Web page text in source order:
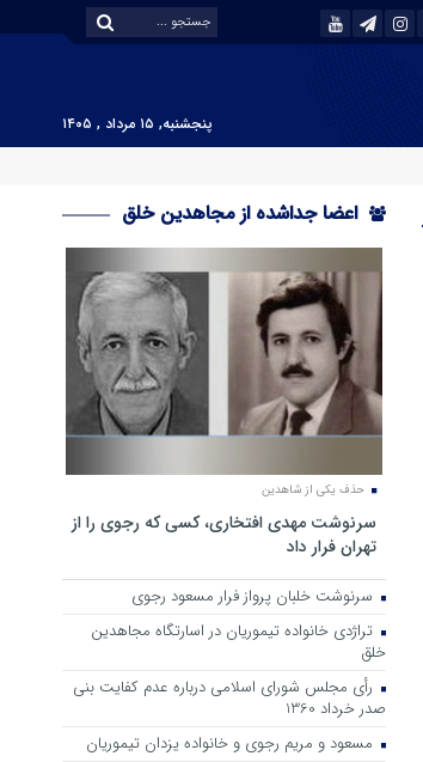
پنجشنبه, ۱۵ مرداد , ۱۴۰۵
اعضا جداشده از مجاهدین خلق
حذف یکی از شاهدین
سرنوشت مهدی افتخاری، کسی که رجوی را از
تهران فرار داد
سرنوشت خلبان پرواز فرار مسعود رجوی
تراژدی خانواده تیموریان در اسارتگاه مجاهدین
خلق
رأی مجلس شورای اسلامی درباره عدم كفایت بنی
صدر خرداد 1360
مسعود و مریم رجوی و خانواده یزدان تیموریان